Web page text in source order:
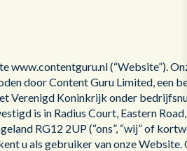
www.contentguru.nl (“Website”).
door Content Guru Limited, een
Verenigd Koninkrijk onder
is in Radius Court, Eastern Road,
RG12 2UP (“ons”, “wij” of
u als gebruiker van onze Website.